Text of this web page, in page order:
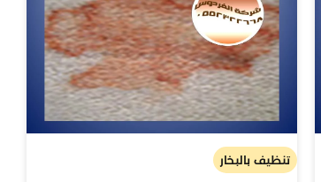
تنظيف بالبخار